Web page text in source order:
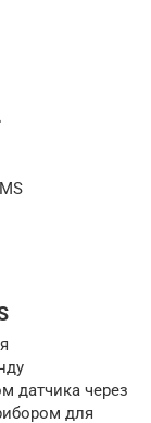
датчика через
для